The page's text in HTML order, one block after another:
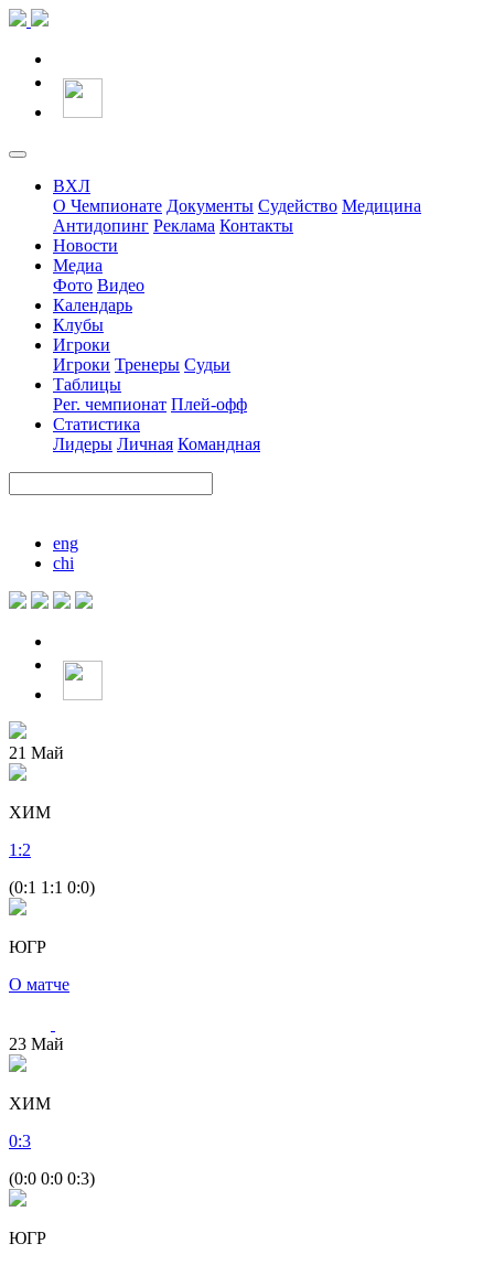
ВХЛ
О Чемпионате Документы Судейство Медицина
Антидопинг Реклама Контакты
Новости
Медиа
Фото Видео
Календарь
Клубы
Игроки
Игроки Тренеры Судьи
Таблицы
Рег. чемпионат Плей-офф
Статистика
Лидеры Личная Командная
eng
chi
21 Май
ХИМ
1 :2
(0:1 1:1 0:0)
ЮГР
О матче
23 Май
ХИМ
0:3
(0:0 0:0 0:3)
ЮГР